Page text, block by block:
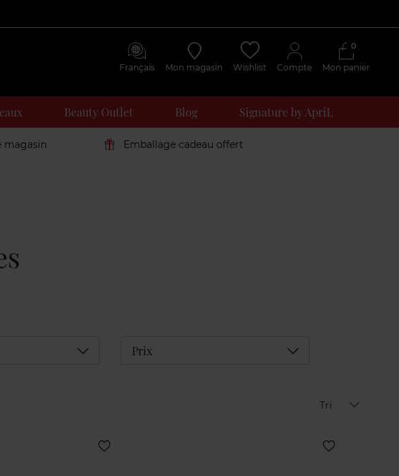
Français Mon magasin Wishlist Compte Mon panier
0
Beauty Outlet Blog Signature by ApriL
magasin Emballage cadeau offert
Déplier Prix Déplier
Tri